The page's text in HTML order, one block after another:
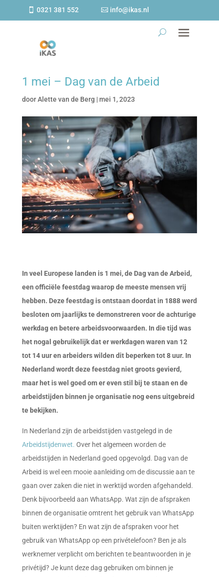
0321 381 552 info@ikas.nl
1 mei – Dag van de Arbeid
doorAlette van de Berg |mei 1, 2023
In veel Europese landen is 1 mei, de Dag van de Arbeid,
een officiële feestdag waarop de meeste mensen vrij
hebben. Deze feestdag is ontstaan doordat in 1888 werd
besloten om jaarlijks te demonstreren voor de achturige
werkdag en betere arbeidsvoorwaarden. In die tijd was
het nogal gebruikelijk dat er werkdagen waren van 12
tot 14 uur en arbeiders wilden dit beperken tot 8 uur. In
Nederland wordt deze feestdag niet groots gevierd,
maar het is wel goed om er even stil bij te staan en de
arbeidstijden binnen je organisatie nog eens uitgebreid
te bekijken.
In Nederland zijn de arbeidstijden vastgelegd in de
Arbeidstijdenwet. Over het algemeen worden de
arbeidstijden in Nederland goed opgevolgd. Dag van de
Arbeid is wel een mooie aanleiding om de discussie aan te
gaan over zaken die niet in werktijd worden afgehandeld.
Denk bijvoorbeeld aan WhatsApp. Wat zijn de afspraken
binnen de organisatie omtrent het gebruik van WhatsApp
buiten werktijden? En wat zijn de afspraken voor het
gebruik van WhatsApp op een privételefoon? Ben je als
werknemer verplicht om berichten te beantwoorden in je
privétijd? Je kunt deze dag gebruiken om binnen je